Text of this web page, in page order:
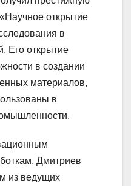
открытие
в
Его открытие
в создании
материалов,
в
Дмитриев
из ведущих